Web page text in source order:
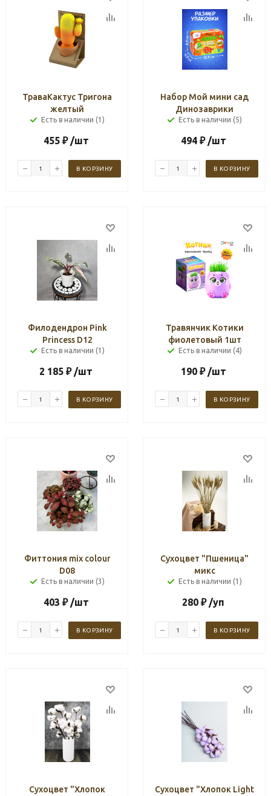
ТраваКактус Тригона
желтый
Есть в наличии (1)
455₽ /шт
В КОРЗИНУ
Набор Мой мини сад
Динозаврики
Есть в наличии (5)
494₽ /шт
В КОРЗИНУ
Филодендрон Pink
Princess D12
Есть в наличии (1)
2 185 ₽ /шт
В КОРЗИНУ
Травянчик Котики
фиолетовый 1шт
Есть в наличии (4)
190₽ /шт
В КОРЗИНУ
Фиттония mix colour
D08
Есть в наличии (3)
403 ₽ /шт
В КОРЗИНУ
Сухоцвет "Пшеница"
микс
Есть в наличии (1)
280 ₽ /уп
В КОРЗИНУ
Сухоцвет "Хлопок
Сухоцвет "Хлопок Light